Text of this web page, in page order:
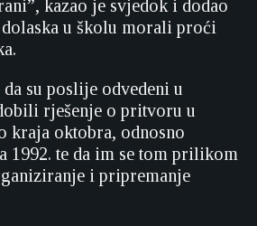
kazao je svjedok i dodao
u školu morali proći
su poslije odvedeni u
rješenje o pritvoru u
kraja oktobra, odnosno
1992. te da im se tom prilikom
i pripremanje